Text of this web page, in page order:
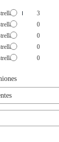
3
0
0
0
0